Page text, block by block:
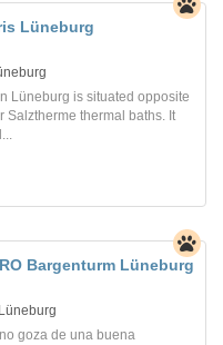
Lüneburg
Lüneburg is situated opposite
Salztherme thermal baths. It
Bargenturm Lüneburg
goza de una buena